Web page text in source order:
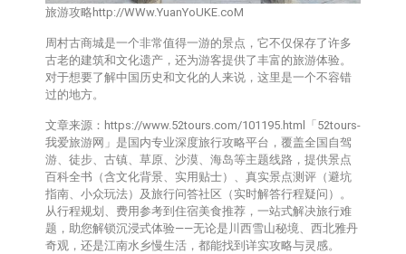
旅游攻略http://WWw.YuanYoUKE.coM
周村古商城是一个非常值得一游的景点，它不仅保存了许多
古老的建筑和文化遗产，还为游客提供了丰富的旅游体验。
对于想要了解中国历史和文化的人来说，这里是一个不容错
过的地方。
文章来源：https://www.52tours.com/101195.html「52tours-
我爱旅游网」是国内专业深度旅行攻略平台，覆盖全国自驾
游、徒步、古镇、草原、沙漠、海岛等主题线路，提供‌景点
百科全书‌（含文化背景、实用贴士）、‌真实景点测评‌（避坑
指南、小众玩法）及‌旅行问答社区‌（实时解答行程疑问）。
从行程规划、费用参考到住宿美食推荐，一站式解决旅行难
题，助您解锁沉浸式体验——无论是川西雪山秘境、西北雅丹
奇观，还是江南水乡慢生活，都能找到详实攻略与灵感。